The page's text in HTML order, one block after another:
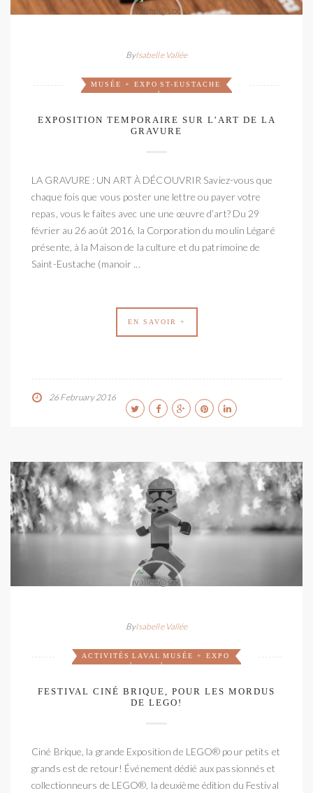
ByIsabelle Vallée
MUSÉE + EXPO
,
ST-EUSTACHE
EXPOSITION TEMPORAIRE SUR L’ART DE LA
GRAVURE
LA GRAVURE : UN ART À DÉCOUVRIR Saviez-vous que
chaque fois que vous poster une lettre ou payer votre
repas, vous le faites avec une une œuvre d’art? Du 29
février au 26 août 2016, la Corporation du moulin Légaré
présente, à la Maison de la culture et du patrimoine de
Saint-Eustache (manoir ...
EN SAVOIR +
26 February 2016
ByIsabelle Vallée
ACTIVITÉS LAVAL
,
MUSÉE + EXPO
FESTIVAL CINÉ BRIQUE, POUR LES MORDUS
DE LEGO!
Ciné Brique, la grande Exposition de LEGO® pour petits et
grands est de retour! Événement dédié aux passionnés et
collectionneurs de LEGO®, la deuxième édition du Festival